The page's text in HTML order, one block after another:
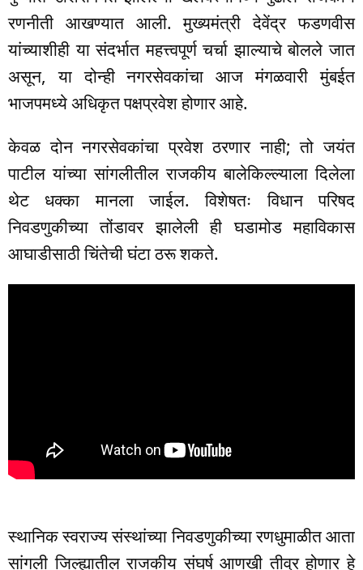
रणनीती आखण्यात आली. मुख्यमंत्री देवेंद्र फडणवीस
यांच्याशीही या संदर्भात महत्त्वपूर्ण चर्चा झाल्याचे बोलले जात
असून, या दोन्ही नगरसेवकांचा आज मंगळवारी मुंबईत
भाजपमध्ये अधिकृत पक्षप्रवेश होणार आहे.
केवळ दोन नगरसेवकांचा प्रवेश ठरणार नाही; तो जयंत
पाटील यांच्या सांगलीतील राजकीय बालेकिल्ल्याला दिलेला
थेट धक्का मानला जाईल. विशेषतः विधान परिषद
निवडणुकीच्या तोंडावर झालेली ही घडामोड महाविकास
आघाडीसाठी चिंतेची घंटा ठरू शकते.
स्थानिक स्वराज्य संस्थांच्या निवडणुकीच्या रणधुमाळीत आता
सांगली जिल्ह्यातील राजकीय संघर्ष आणखी तीव्र होणार हे